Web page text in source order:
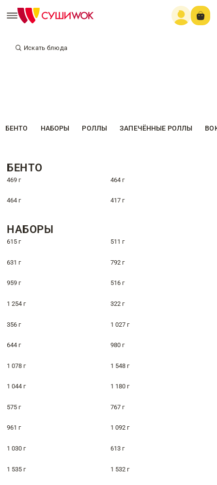
Искать блюда
БЕНТО НАБОРЫ РОЛЛЫ ЗАПЕЧЁННЫЕ РОЛЛЫ
БЕНТО
469 г 464 г
464 г 417 г
НАБОРЫ
615 г 511 г
631 г 792 г
959 г 516 г
1 254 г 322 г
356 г 1 027 г
644 г 980 г
1 078 г 1 548 г
1 044 г 1 180 г
575 г 767 г
961 г 1 092 г
1 030 г 613 г
1 535 г 1 532 г